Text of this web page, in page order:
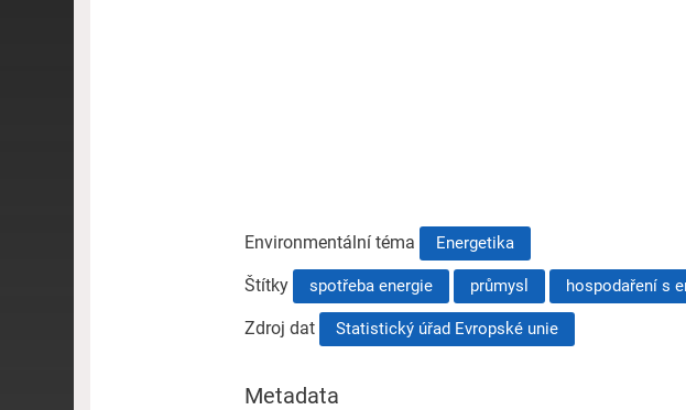
Environmentální téma Energetika
Štítky spotřeba energie průmysl hospodaření s
Zdroj dat Statistický úřad Evropské unie
Metadata